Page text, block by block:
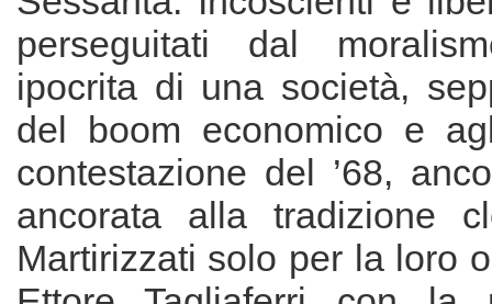
perseguitati dal
ipocrita di una società,
del boom economico e
contestazione del ’68,
ancorata alla tradizione
Martirizzati solo per la loro